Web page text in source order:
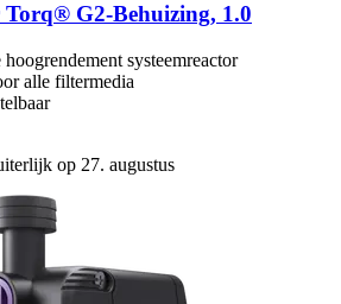
G2-​Behuizing, 1.0
systeemreactor
alle filtermedia
op 27. augustus